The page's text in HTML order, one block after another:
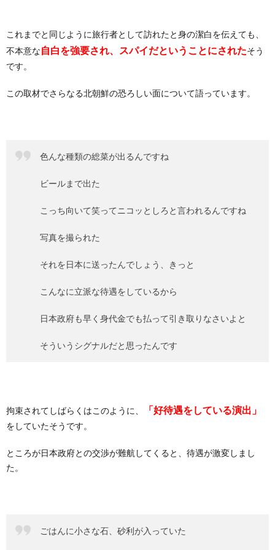
これまでと同じように旅行者として訪れたと身の潔白を伝えても、
不本意な自白を強要され、スパイだということにされたそう
です。
この取材でさらなる北朝鮮の恐ろしい面について語っています。
色んな種類の総菜が出るんですね
ビールまで出た
こっち向いて笑ってニコッとしろと言われるんですね
写真を撮られた
それを日本に送ったんでしょう、きっと
こんなに立派な待遇をしているから
日本政府も早く身代金でも払って引き取りなさいよと
そういうシグナルだと思ったんです
拘束されてしばらくはこのように、 「好待遇をしている演出」
をしていたそうです。
ところが日本政府との交渉が難航してくると、待遇が激変しまし
た。
ごはんに小さな石、砂利が入っていた